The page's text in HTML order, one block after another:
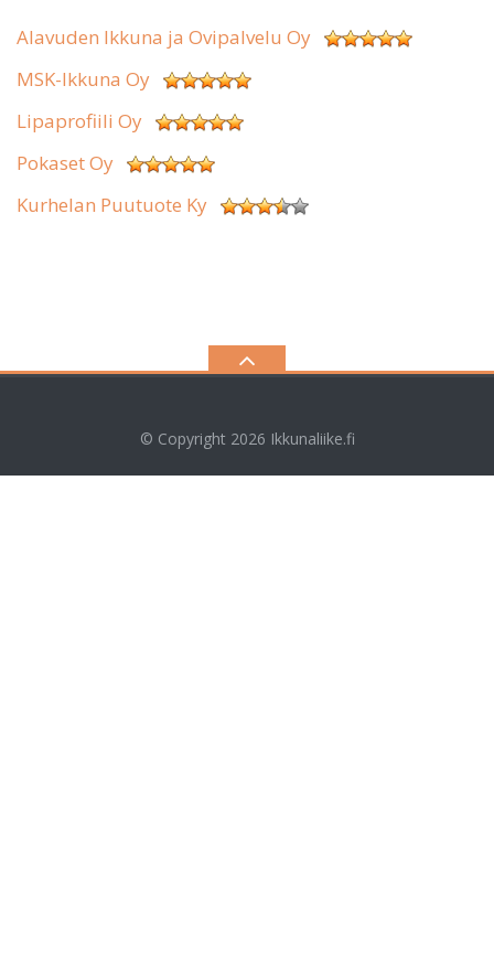
Alavuden Ikkuna ja Ovipalvelu Oy
MSK-Ikkuna Oy
Lipaprofiili Oy
Pokaset Oy
Kurhelan Puutuote Ky
© Copyright 2026 Ikkunaliike.fi